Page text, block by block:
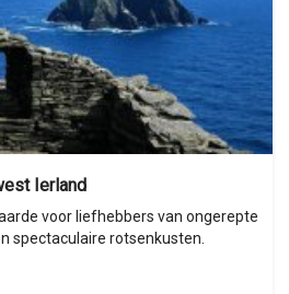
Ierland
voor liefhebbers van ongerepte
spectaculaire rotsenkusten.